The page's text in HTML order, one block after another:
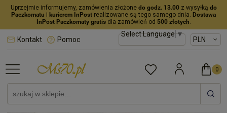
Uprzejmie informujemy, zamówienia złożone do godz. 13.00z wysyłką do
Paczkomatu i kurierem InPost realizowane są tego samego dnia. Dostawa
InPost Paczkomaty gratisdla zamówień od 500 złotych.
Select Language▼
Kontakt Pomoc